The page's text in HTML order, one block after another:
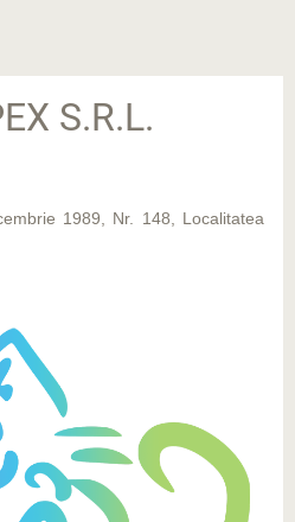
S.R.L.
1989, Nr. 148, Localitatea